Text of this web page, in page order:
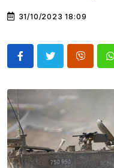
31/10/2023 18:09